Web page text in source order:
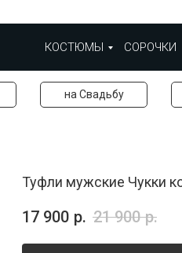
КОСТЮМЫ СОРОЧКИ
на Свадьбу
Туфли мужские Чукки
17 900 р. 21 900 р.